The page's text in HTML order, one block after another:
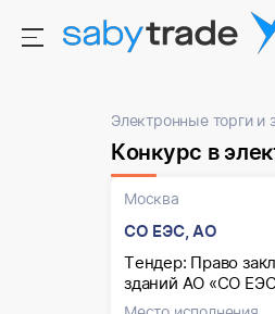
Электронные торги и
Конкурс в
Москва
СО ЕЭС, АО
Тендер: Право
зданий АО «СО